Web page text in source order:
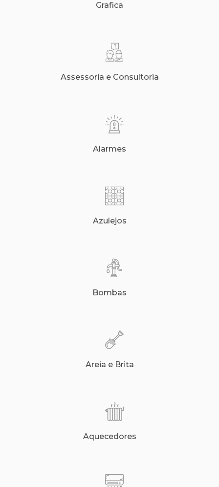
Grafica
Assessoria e Consultoria
Alarmes
Azulejos
Bombas
Areia e Brita
Aquecedores